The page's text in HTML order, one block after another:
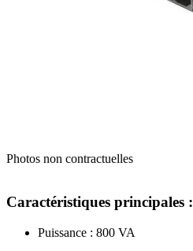
Photos non contractuelles
Caractéristiques principales :
Puissance : 800 VA